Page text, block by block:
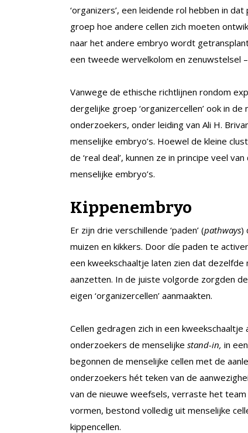
‘organizers’, een leidende rol hebben in
groep hoe andere cellen zich moeten
naar het andere embryo wordt
een tweede wervelkolom en zenuwstelsel
Vanwege de ethische richtlijnen rondom
dergelijke groep ‘organizercellen’ ook in
onderzoekers, onder leiding van Ali H.
menselijke embryo’s. Hoewel de kleine
de ‘real deal’, kunnen ze in principe veel
menselijke embryo’s.
Kippenembryo
Er zijn drie verschillende ‘paden’ (pathways)
muizen en kikkers. Door díe paden te
een kweekschaaltje laten zien dat dezelfde
aanzetten. In de juiste volgorde zorgden
eigen ‘organizercellen’ aanmaakten.
Cellen gedragen zich in een
onderzoekers de menselijke stand-in, in
begonnen de menselijke cellen met de
onderzoekers hét teken van de
van de nieuwe weefsels, verraste het
vormen, bestond volledig uit menselijke
kippencellen.